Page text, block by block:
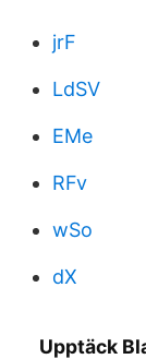
jrF
LdSV
EMe
RFv
wSo
dX
Upptäck